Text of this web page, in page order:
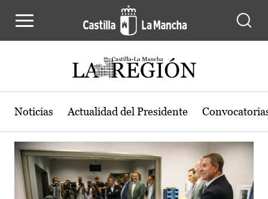
Actualidad de la región de Castilla-
Noticias Actualidad del Presidente